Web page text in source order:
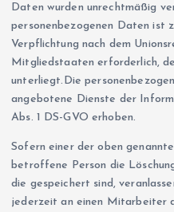
Daten wurden unrechtmäßig
personenbezogenen Daten ist
Verpflichtung nach dem
Mitgliedstaaten erforderlich,
unterliegt.Die
angebotene Dienste der
Abs. 1 DS-GVO erhoben.
Sofern einer der oben
betroffene Person die
die gespeichert sind,
jederzeit an einen Mitarbeiter